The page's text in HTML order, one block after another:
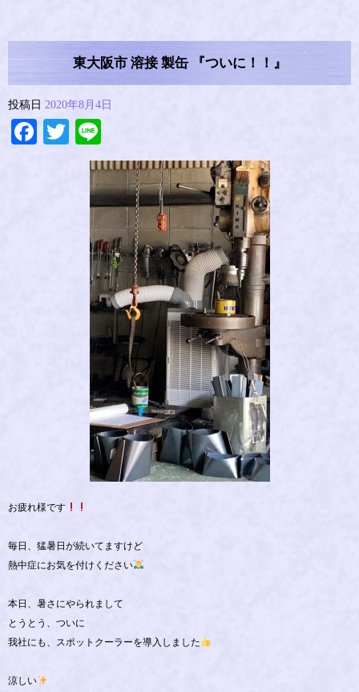
東大阪市 溶接 製缶 『ついに！！』
投稿日 2020年8月4日
Facebook
Twitter
お疲れ様です
毎日、猛暑日が続いてますけど
熱中症にお気を付けください
本日、暑さにやられまして
とうとう、ついに
我社にも、スポットクーラーを導入しました
涼しい